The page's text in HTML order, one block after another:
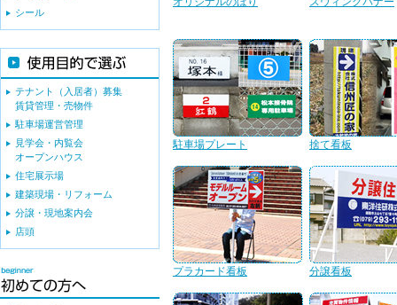
駐車場プレート 捨て看板
プラカード看板 分譲看板
シール
テナント（入居者）募集
賃貸管理・売物件
駐車場運営管理
見学会・内覧会
オープンハウス
住宅展示場
建築現場・リフォーム
分譲・現地案内会
店頭